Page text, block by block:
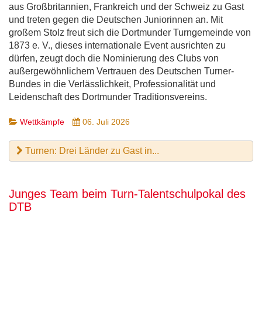
aus Großbritannien, Frankreich und der Schweiz zu Gast
und treten gegen die Deutschen Juniorinnen an. Mit
großem Stolz freut sich die Dortmunder Turngemeinde von
1873 e. V., dieses internationale Event ausrichten zu
dürfen, zeugt doch die Nominierung des Clubs von
außergewöhnlichem Vertrauen des Deutschen Turner-
Bundes in die Verlässlichkeit, Professionalität und
Leidenschaft des Dortmunder Traditionsvereins.
Wettkämpfe 06. Juli 2026
Turnen: Drei Länder zu Gast in...
Junges Team beim Turn-Talentschulpokal des
DTB